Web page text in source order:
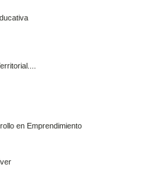
en Emprendimiento